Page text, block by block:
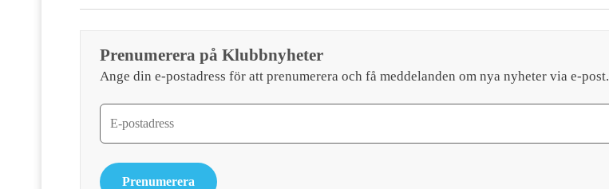
Prenumerera på Klubbnyheter
Ange din e-postadress för att prenumerera och få meddelanden om nya nyheter via e-post.
Prenumerera